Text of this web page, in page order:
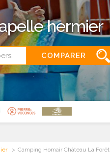
hermier
COMPARER
Camping Homair Château La Forêt